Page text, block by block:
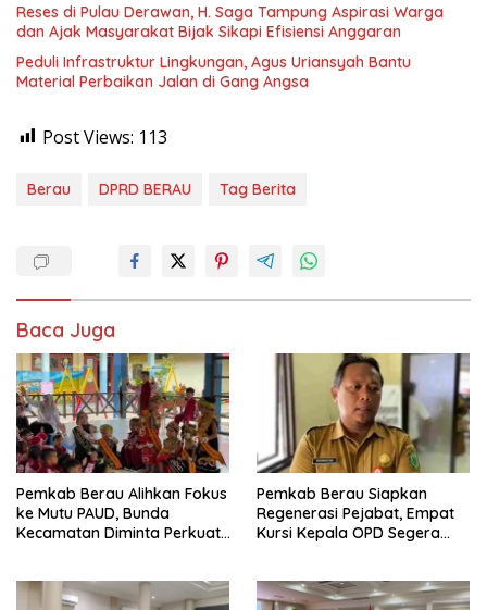
Reses di Pulau Derawan, H. Saga Tampung Aspirasi Warga
dan Ajak Masyarakat Bijak Sikapi Efisiensi Anggaran
Peduli Infrastruktur Lingkungan, Agus Uriansyah Bantu
Material Perbaikan Jalan di Gang Angsa
Post Views: 113
Berau DPRD BERAU Tag Berita
Baca Juga
Pemkab Berau Alihkan Fokus
ke Mutu PAUD, Bunda
Kecamatan Diminta Perkuat
Pemkab Berau Siapkan
Regenerasi Pejabat, Empat
Kursi Kepala OPD Segera